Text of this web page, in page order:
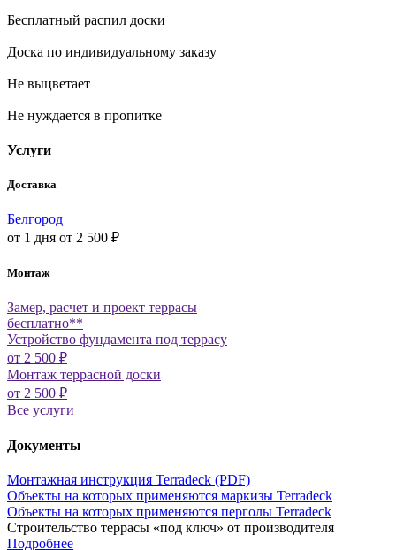
Бесплатный распил доски
Доска по индивидуальному заказу
Не выцветает
Не нуждается в пропитке
Услуги
Доставка
Белгород
от 1 дня от 2 500 ₽
Монтаж
Замер, расчет и проект террасы
бесплатно**
Устройство фундамента под террасу
от 2 500 ₽
Монтаж террасной доски
от 2 500 ₽
Все услуги
Документы
Монтажная инструкция Terradeck (PDF)
Объекты на которых применяются маркизы Terradeck
Объекты на которых применяются перголы Terradeck
Строительство террасы «под ключ» от производителя
Подробнее